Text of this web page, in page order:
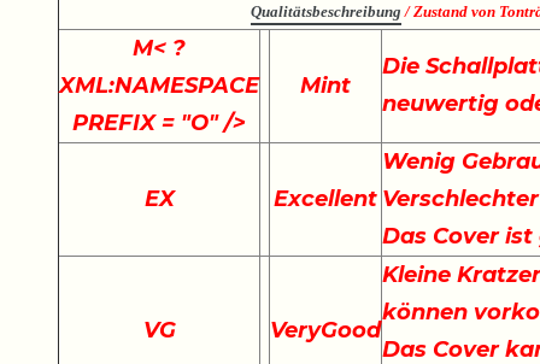
Qualitätsbeschreibung / Zustand von
M< ?
XML:NAMESPACE
PREFIX = "O" />
Mint
Die
neuwertig
EX Excellent
Wenig
Das Cover
VG VeryGood
Kleine
können
Das Cover